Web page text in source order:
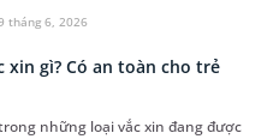
tháng 6, 2026
nhiều người lo ngại về những tác
loại vắc xin này, đặc biệt là hiện
tiêm. Vậy tiêm phế cầu có sốt
lưu ý những gì khi chăm sóc trẻ
xin gì? Có an toàn cho trẻ
những loại vắc xin đang được